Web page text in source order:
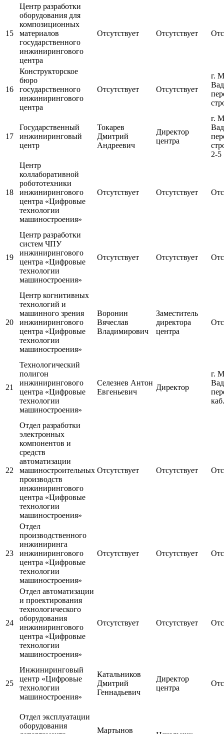
15
Центр разработки
оборудования для
композиционных
материалов
государственного
инжинирингового
центра
Отсутствует Отсутствует
16
Конструкторское
бюро
государственного
инжинирингового
центра
Отсутствует Отсутствует
г.
17
Государственный
инжиниринговый
центр
Токарев
Дмитрий
Андреевич
Директор
центра
г.
2-5
18
Центр
коллаборативной
робототехники
инжинирингового
центра «Цифровые
технологии
машиностроения»
Отсутствует Отсутствует
19
Центр разработки
систем ЧПУ
инжинирингового
центра «Цифровые
технологии
машиностроения»
Отсутствует Отсутствует
20
Центр когнитивных
технологий и
машинного зрения
инжинирингового
центра «Цифровые
технологии
машиностроения»
Воронин
Вячеслав
Владимирович
Заместитель
директора
центра
21
Технологический
полигон
инжинирингового
центра «Цифровые
технологии
машиностроения»
Селезнев Антон
Евгеньевич
Директор
г.
22
Отдел разработки
электронных
компонентов и
средств
автоматизации
машиностроительных
производств
инжинирингового
центра «Цифровые
технологии
машиностроения»
Отсутствует Отсутствует
23
Отдел
производственного
инжиниринга
инжинирингового
центра «Цифровые
технологии
машиностроения»
Отсутствует Отсутствует
24
Отдел автоматизации
и проектирования
технологического
оборудования
инжинирингового
центра «Цифровые
технологии
машиностроения»
Отсутствует Отсутствует
25
Инжиниринговый
центр «Цифровые
технологии
машиностроения»
Катальников
Дмитрий
Геннадьевич
Директор
центра
Отдел эксплуатации
оборудования
Мартынов